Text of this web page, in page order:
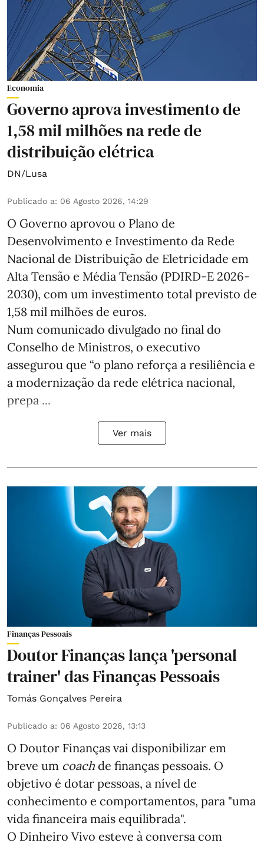
Economia
Governo aprova investimento de
1,58 mil milhões na rede de
distribuição elétrica
DN/Lusa
Publicado a: 06 Agosto 2026, 14:29
O Governo aprovou o Plano de
Desenvolvimento e Investimento da Rede
Nacional de Distribuição de Eletricidade em
Alta Tensão e Média Tensão (PDIRD-E 2026-
2030), com um investimento total previsto de
1,58 mil milhões de euros.
Num comunicado divulgado no final do
Conselho de Ministros, o executivo
assegurou que “o plano reforça a resiliência e
a modernização da rede elétrica nacional,
prepa ...
Ver mais
Finanças Pessoais
Doutor Finanças lança 'personal
trainer' das Finanças Pessoais
Tomás Gonçalves Pereira
Publicado a: 06 Agosto 2026, 13:13
O Doutor Finanças vai disponibilizar em
breve um coach de finanças pessoais. O
objetivo é dotar pessoas, a nível de
conhecimento e comportamentos, para "uma
vida financeira mais equilibrada".
O Dinheiro Vivo esteve à conversa com